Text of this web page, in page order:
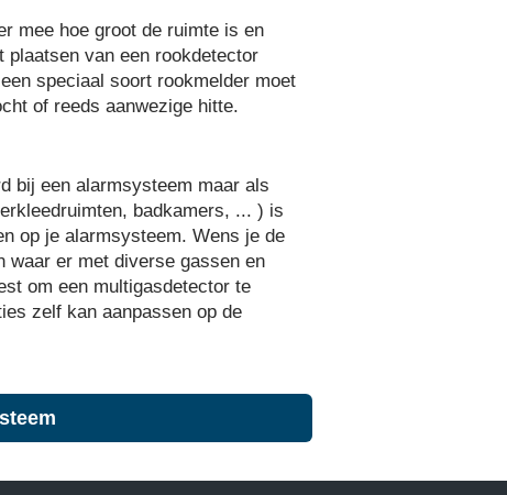
mee hoe groot de ruimte is en
van een rookdetector
speciaal soort rookmelder moet
of reeds aanwezige hitte.
bij een alarmsysteem maar als
badkamers, ... ) is
op je alarmsysteem. Wens je de
waar er met diverse gassen en
om een multi­gasdetector te
zelf kan aanpassen op de